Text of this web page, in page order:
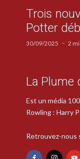
Trois
Potter
30/09/2025 2
La Plume
Est un média
Rowling : Harry
Retrouvez-nous